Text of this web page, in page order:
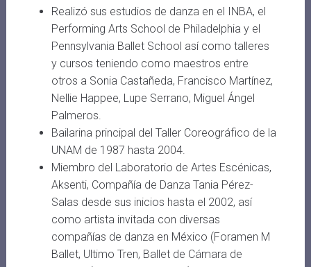
Realizó sus estudios de danza en el INBA, el
Performing Arts School de Philadelphia y el
Pennsylvania Ballet School así como talleres
y cursos teniendo como maestros entre
otros a Sonia Castañeda, Francisco Martínez,
Nellie Happee, Lupe Serrano, Miguel Ángel
Palmeros.
Bailarina principal del Taller Coreográfico de la
UNAM de 1987 hasta 2004.
Miembro del Laboratorio de Artes Escénicas,
Aksenti, Compañía de Danza Tania Pérez-
Salas desde sus inicios hasta el 2002, así
como artista invitada con diversas
compañías de danza en México (Foramen M
Ballet, Ultimo Tren, Ballet de Cámara de